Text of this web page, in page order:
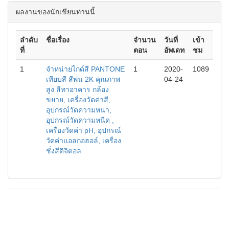
ผลงานของนักเขียนท่านนี้
ลำดับ
ที่
ชื่อเรื่อง
จำนวน
ตอน
วันที่
อัพเดท
เข้า
ชม
1
จำหน่ายไกด์สี PANTONE
เทียบสี สีพ่น 2K คุณภาพ
สูง สีทาอาคาร กล้อง
ขยาย, เครื่องวัดค่าสี,
อุปกรณ์วัดความหนา,
อุปกรณ์วัดความหนืด ,
เครื่องวัดค่า pH, อุปกรณ์
วัดค่าแอลกอฮอล์, เครื่อง
ชั่งสีดิจิตอล
1
2020-
04-24
1089